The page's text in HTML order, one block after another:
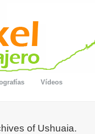
Vídeos
of Ushuaia.